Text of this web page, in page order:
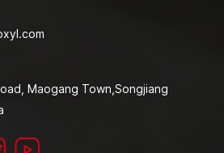
Maogang Town,Songjiang